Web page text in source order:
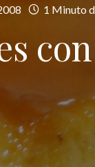
1 Minuto